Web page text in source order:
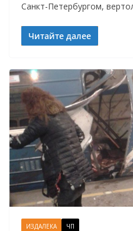
Санкт-Петербургом,
Читайте далее
ИЗДАЛЕКА ЧП